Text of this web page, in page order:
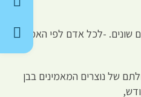
שונים. -לכל אדם לפי האמונה
של נוצרים המאמינים בבן